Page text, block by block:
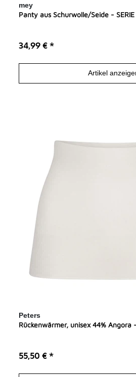
mey
Panty aus Schurwolle/Seide - SERIE
34,99 € *
Artikel
Peters
Rückenwärmer, unisex 44% Angora
55,50 € *